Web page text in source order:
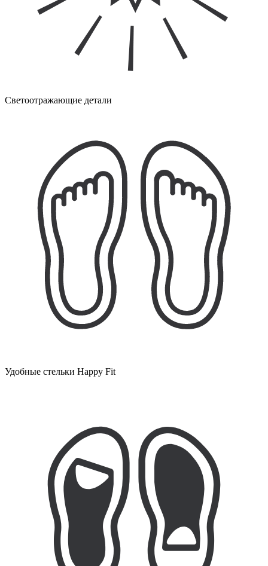
Светоотражающие детали
Удобные стельки Happy Fit